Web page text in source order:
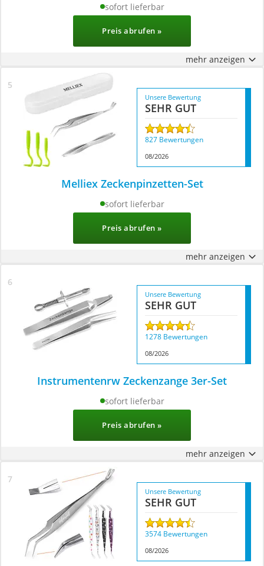
sofort lieferbar
Preis abrufen »
mehr anzeigen
Unsere Bewertung
SEHR GUT
827 Bewertungen
08/2026
Melliex Zeckenpinzetten-Set
sofort lieferbar
Preis abrufen »
mehr anzeigen
Unsere Bewertung
SEHR GUT
1278 Bewertungen
08/2026
Instrumentenrw Zeckenzange 3er-Set
sofort lieferbar
Preis abrufen »
mehr anzeigen
Unsere Bewertung
SEHR GUT
3574 Bewertungen
08/2026